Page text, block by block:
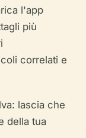
l'app
più
correlati e
lascia che
della tua